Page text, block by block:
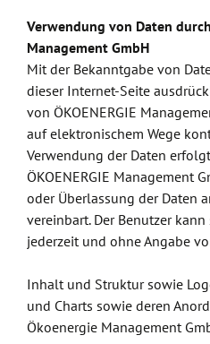
Verwendung von Daten durch
Management GmbH
Mit der Bekanntgabe von
dieser Internet-Seite
von ÖKOENERGIE
auf elektronischem Wege
Verwendung der Daten
ÖKOENERGIE Management
oder Überlassung der Daten
vereinbart. Der Benutzer
jederzeit und ohne Angabe
Inhalt und Struktur sowie
und Charts sowie deren
Ökoenergie Management